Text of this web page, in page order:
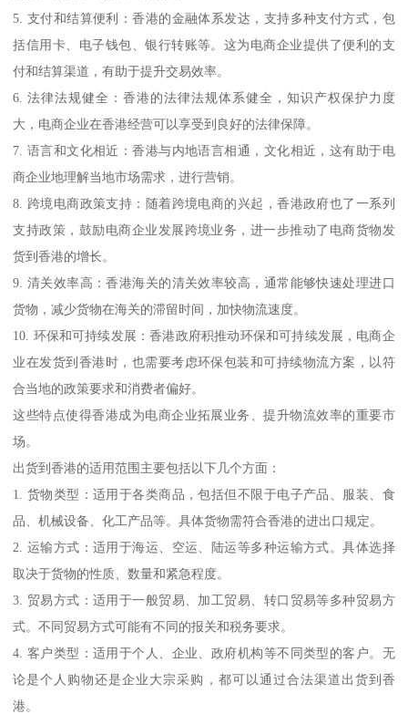
5. 支付和结算便利：香港的金融体系发达，支持多种支付方式，包
括信用卡、电子钱包、银行转账等。这为电商企业提供了便利的支
付和结算渠道，有助于提升交易效率。
6. 法律法规健全：香港的法律法规体系健全，知识产权保护力度
大，电商企业在香港经营可以享受到良好的法律保障。
7. 语言和文化相近：香港与内地语言相通，文化相近，这有助于电
商企业地理解当地市场需求，进行营销。
8. 跨境电商政策支持：随着跨境电商的兴起，香港政府也了一系列
支持政策，鼓励电商企业发展跨境业务，进一步推动了电商货物发
货到香港的增长。
9. 清关效率高：香港海关的清关效率较高，通常能够快速处理进口
货物，减少货物在海关的滞留时间，加快物流速度。
10. 环保和可持续发展：香港政府积推动环保和可持续发展，电商企
业在发货到香港时，也需要考虑环保包装和可持续物流方案，以符
合当地的政策要求和消费者偏好。
这些特点使得香港成为电商企业拓展业务、提升物流效率的重要市
场。
出货到香港的适用范围主要包括以下几个方面：
1. 货物类型：适用于各类商品，包括但不限于电子产品、服装、食
品、机械设备、化工产品等。具体货物需符合香港的进出口规定。
2. 运输方式：适用于海运、空运、陆运等多种运输方式。具体选择
取决于货物的性质、数量和紧急程度。
3. 贸易方式：适用于一般贸易、加工贸易、转口贸易等多种贸易方
式。不同贸易方式可能有不同的报关和税务要求。
4. 客户类型：适用于个人、企业、政府机构等不同类型的客户。无
论是个人购物还是企业大宗采购，都可以通过合法渠道出货到香
港。